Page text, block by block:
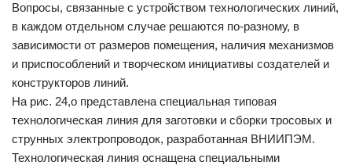
Вопросы, связанные с устройством технологических линий,
в каждом отдельном случае решаются по-разному, в
зависимости от размеров помещения, наличия механизмов
и приспособлений и творческом инициативы создателей и
конструкторов линий.
На рис. 24,о представлена специальная типовая
технологическая линия для заготовки и сборки тросовых и
струнных электропроводок, разработанная ВНИИПЭМ.
Технологическая линия оснащена специальными